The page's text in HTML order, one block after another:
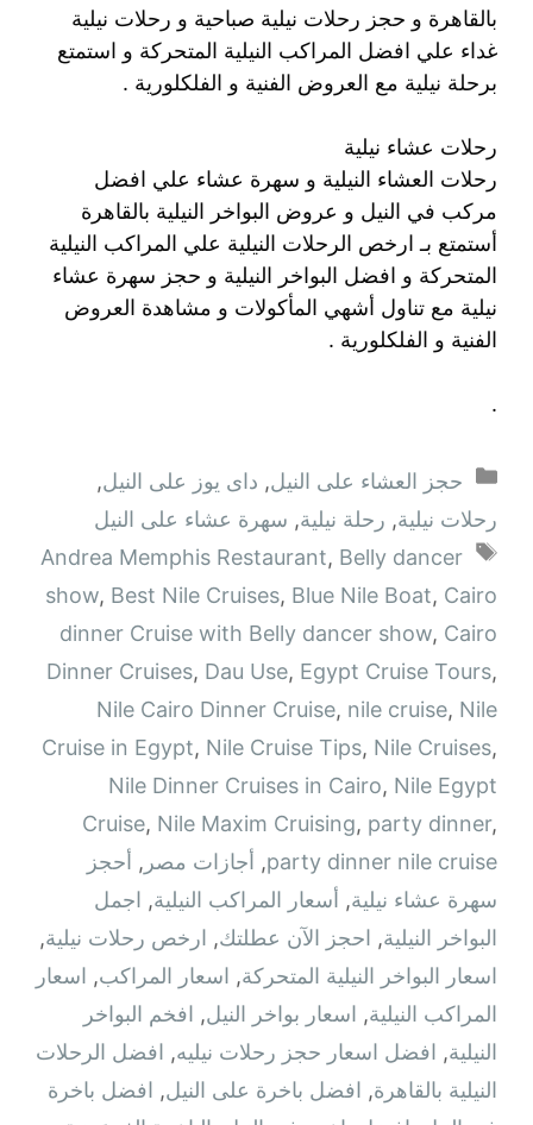
بالقاهرة و حجز رحلات نيلية صباحية و رحلات نيلية
غداء علي افضل المراكب النيلية المتحركة و استمتع
برحلة نيلية مع العروض الفنية و الفلكلورية .
رحلات عشاء نيلية
رحلات العشاء النيلية و سهرة عشاء علي افضل
مركب في النيل و عروض البواخر النيلية بالقاهرة
أستمتع بـ ارخص الرحلات النيلية علي المراكب النيلية
المتحركة و افضل البواخر النيلية و حجز سهرة عشاء
نيلية مع تناول أشهي المأكولات و مشاهدة العروض
الفنية و الفلكلورية .
.
التصنيفات
حجز العشاء على النيل, داى يوز على النيل,
رحلات نيلية, رحلة نيلية, سهرة عشاء على النيل
الوسوم
Andrea Memphis Restaurant, Belly dancer
show, Best Nile Cruises, Blue Nile Boat, Cairo
dinner Cruise with Belly dancer show, Cairo
Dinner Cruises, Dau Use, Egypt Cruise Tours,
Nile Cairo Dinner Cruise, nile cruise, Nile
Cruise in Egypt, Nile Cruise Tips, Nile Cruises,
Nile Dinner Cruises in Cairo, Nile Egypt
Cruise, Nile Maxim Cruising, party dinner,
party dinner nile cruise
, أجازات مصر , أحجز
سهرة عشاء نيلية, أسعار المراكب النيلية, اجمل
البواخر النيلية, احجز الآن عطلتك, ارخص رحلات نيلية,
اسعار البواخر النيلية المتحركة, اسعار المراكب, اسعار
المراكب النيلية, اسعار بواخر النيل, افخم البواخر
النيلية, افضل اسعار حجز رحلات نيليه, افضل الرحلات
النيلية بالقاهرة, افضل باخرة على النيل, افضل باخرة